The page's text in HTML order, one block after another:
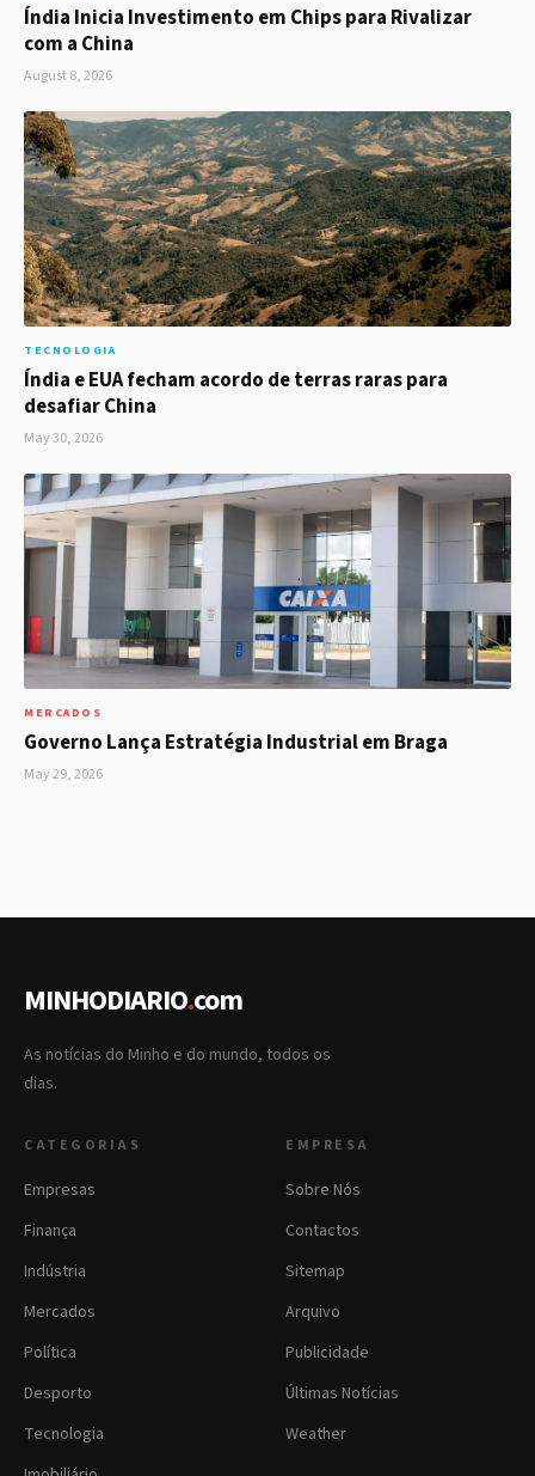
Índia Inicia Investimento em Chips para Rivalizar
com a China
August 8, 2026
TECNOLOGIA
Índia e EUA fecham acordo de terras raras para
desafiar China
May 30, 2026
MERCADOS
Governo Lança Estratégia Industrial em Braga
May 29, 2026
MINHODIARIO.com
As notícias do Minho e do mundo, todos os
dias.
CATEGORIAS
Empresas
Finança
Indústria
Mercados
Política
Desporto
Tecnologia
EMPRESA
Sobre Nós
Contactos
Sitemap
Arquivo
Publicidade
Últimas Notícias
Weather